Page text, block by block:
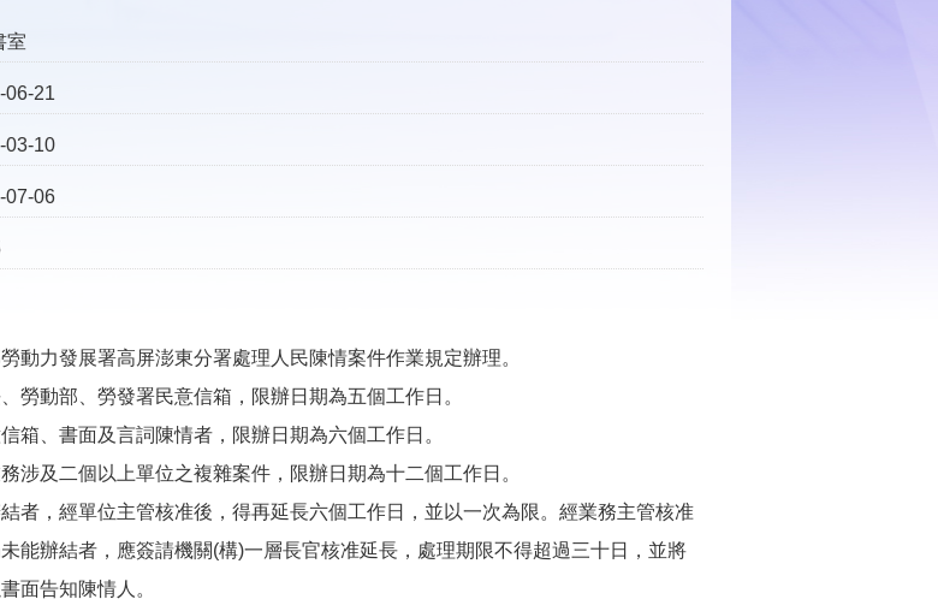
室
06-21
03-10
07-06
動力發展署高屏澎東分署處理人民陳情案件作業規定辦理。
勞動部、勞發署民意信箱，限辦日期為五個工作日。
箱、書面及言詞陳情者，限辦日期為六個工作日。
涉及二個以上單位之複雜案件，限辦日期為十二個工作日。
者，經單位主管核准後，得再延長六個工作日，並以一次為限。經業務主管核准
能辦結者，應簽請機關(構)一層長官核准延長，處理期限不得超過三十日，並將
面告知陳情人。